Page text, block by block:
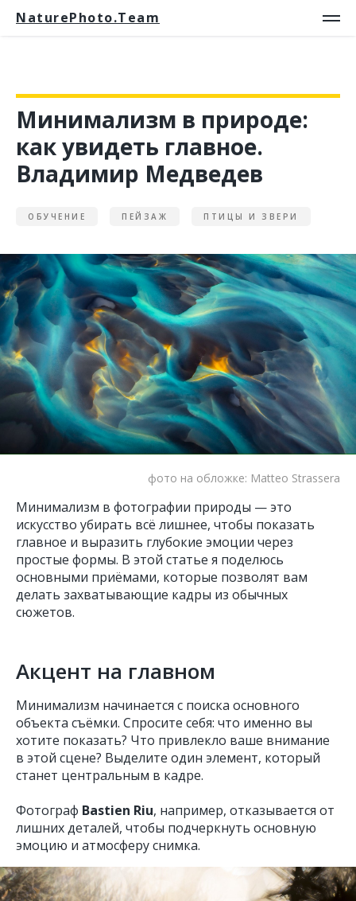
NaturePhoto.Team
Минимализм в природе:
как увидеть главное.
Владимир Медведев
ОБУЧЕНИЕ ПЕЙЗАЖ ПТИЦЫ И ЗВЕРИ
фото на обложке: Matteo Strassera
Минимализм в фотографии природы — это
искусство убирать всё лишнее, чтобы показать
главное и выразить глубокие эмоции через
простые формы. В этой статье я поделюсь
основными приёмами, которые позволят вам
делать захватывающие кадры из обычных
сюжетов.
Акцент на главном
Минимализм начинается с поиска основного
объекта съёмки. Спросите себя: что именно вы
хотите показать? Что привлекло ваше внимание
в этой сцене? Выделите один элемент, который
станет центральным в кадре.
Фотограф Bastien Riu, например, отказывается от
лишних деталей, чтобы подчеркнуть основную
эмоцию и атмосферу снимка.